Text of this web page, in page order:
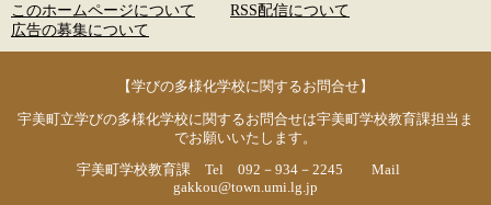
このホームページについて
RSS配信について
広告の募集について
【学びの多様化学校に関するお問合せ】
宇美町立学びの多様化学校に関するお問合せは宇美町学校教育課担当ま
でお願いいたします。
宇美町学校教育課 Tel 092－934－2245 Mail
gakkou@town.umi.lg.jp